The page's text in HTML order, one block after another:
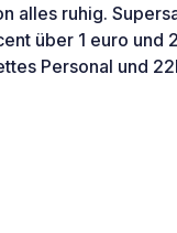
alles ruhig.
über 1 euro und 2
Personal und